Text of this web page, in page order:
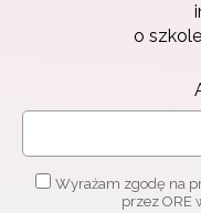
o
Wyrażam zgodę na
przez ORE